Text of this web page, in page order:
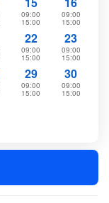
09:00
15:00
09:00
15:00
22
09:00
15:00
23
09:00
15:00
29
09:00
15:00
30
09:00
15:00